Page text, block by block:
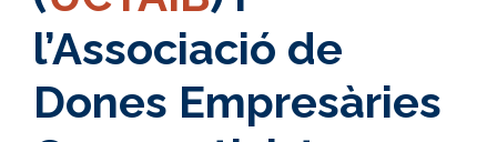
l’Associació de
Dones Empresàries